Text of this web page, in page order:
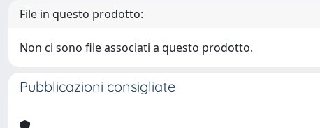
File in questo prodotto:
Non ci sono file associati a questo prodotto.
Pubblicazioni consigliate